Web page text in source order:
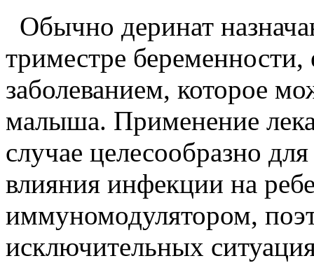
Обычно деринат
триместре
заболеванием, которое
малыша. Применение
случае целесообразно
влияния инфекции на
иммуномодулятором,
исключительных